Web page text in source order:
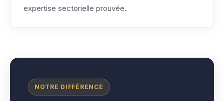
expertise sectorielle prouvée.
NOTRE DIFFÉRENCE